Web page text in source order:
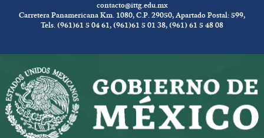
contacto@ittg.edu.mx
Carretera Panamericana Km. 1080, C.P. 29050, Apartado Postal: 599,
Tels. (961)61 5 04 61, (961)61 5 01 38, (961) 61 5 48 08